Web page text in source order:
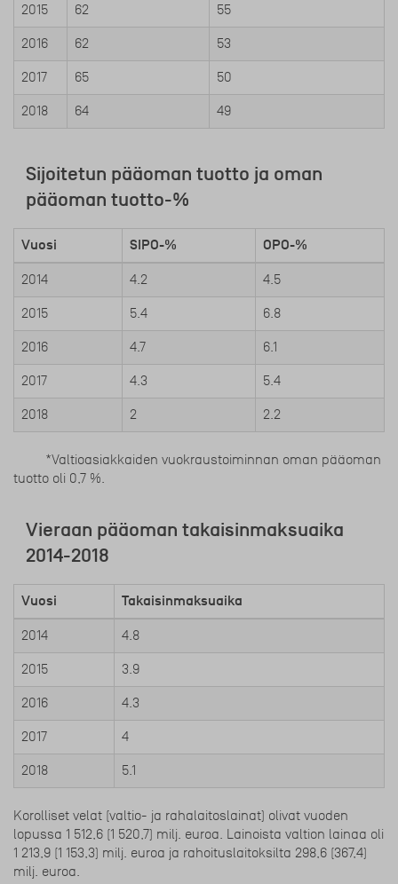
2015 62 55
2016 62 53
2017 65 50
2018 64 49
Sijoitetun pääoman tuotto ja oman
pääoman tuotto-%
Vuosi SIPO-% OPO-%
2014 4.2 4.5
2015 5.4 6.8
2016 4.7 6.1
2017 4.3 5.4
2018 2 2.2
*Valtioasiakkaiden vuokraustoiminnan oman pääoman
tuotto oli 0,7 %.
Vieraan pääoman takaisinmaksuaika
2014-2018
Vuosi Takaisinmaksuaika
2014 4.8
2015 3.9
2016 4.3
2017 4
2018 5.1
Korolliset velat (valtio- ja rahalaitoslainat) olivat vuoden
lopussa 1 512,6 (1 520,7) milj. euroa. Lainoista valtion lainaa oli
1 213,9 (1 153,3) milj. euroa ja rahoituslaitoksilta 298,6 (367,4)
milj. euroa.